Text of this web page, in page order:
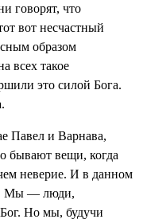
говорят, что
вот несчастный
образом
всех такое
это силой Бога.
Павел и Варнава,
бывают вещи, когда
неверие. И в данном
Мы — люди,
Но мы, будучи